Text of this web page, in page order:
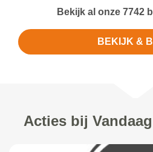
Bekijk al onze 7742
BEKIJK &
Acties bij